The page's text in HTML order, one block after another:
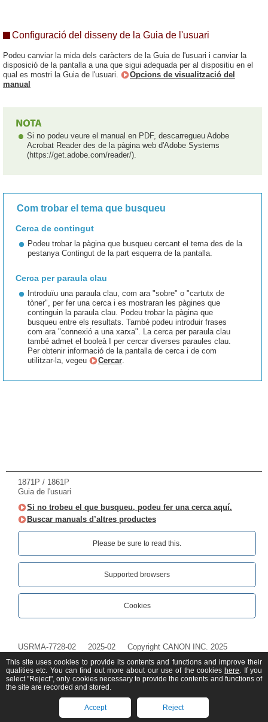
Configuració del disseny de la Guia de l'usuari
Podeu canviar la mida dels caràcters de la Guia de l'usuari i canviar la
disposició de la pantalla a una que sigui adequada per al dispositiu en el
qual es mostri la Guia de l'usuari.
Opcions de visualització del
manual
Si no podeu veure el manual en PDF, descarregueu Adobe
Acrobat Reader des de la pàgina web d'Adobe Systems
(https://get.adobe.com/reader/).
Com trobar el tema que busqueu
Cerca de contingut
Podeu trobar la pàgina que busqueu cercant el tema des de la
pestanya Contingut de la part esquerra de la pantalla.
Cerca per paraula clau
Introduïu una paraula clau, com ara "sobre" o "cartutx de
tòner", per fer una cerca i es mostraran les pàgines que
continguin la paraula clau. Podeu trobar la pàgina que
busqueu entre els resultats. També podeu introduir frases
com ara "connexió a una xarxa". La cerca per paraula clau
també admet el booleà I per cercar diverses paraules clau.
Per obtenir informació de la pantalla de cerca i de com
utilitzar-la, vegeu
Cercar.
1871P / 1861P
Guia de l'usuari
Si no trobeu el que busqueu, podeu fer una cerca aquí.
Buscar manuals d’altres productes
Please be sure to read this.‎
Supported browsers
Cookies
USRMA-7728-02 2025-02 Copyright CANON INC. 2025
This site uses cookies to provide its contents and functions and improve their
qualities etc. You can find out more about our use of the cookies here. If you
select "Reject", only cookies necessary to provide the contents and functions of
the site are recorded and stored.
Accept Reject